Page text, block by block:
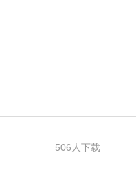
506人下载